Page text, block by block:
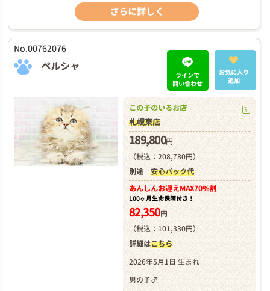
さらに詳しく
No.00762076
ペルシャ
ラインで
問い合わせ
お気に入り
追加
この子のいるお店
札幌東店
189,800円
（税込：208,780円）
別途 安心パック代
あんしんお迎えMAX70%割
100ヶ月生命保障付き！
82,350円
（税込：101,330円）
詳細はこちら
2026年5月1日 生まれ
男の子♂